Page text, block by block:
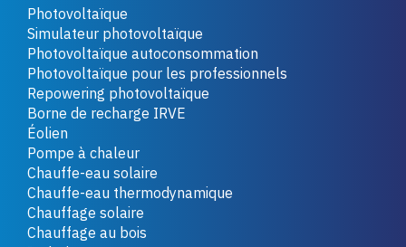
Photovoltaïque
Simulateur photovoltaïque
Photovoltaïque autoconsommation
Photovoltaïque pour les professionnels
Repowering photovoltaïque
Borne de recharge IRVE
Éolien
Pompe à chaleur
Chauffe-eau solaire
Chauffe-eau thermodynamique
Chauffage solaire
Chauffage au bois